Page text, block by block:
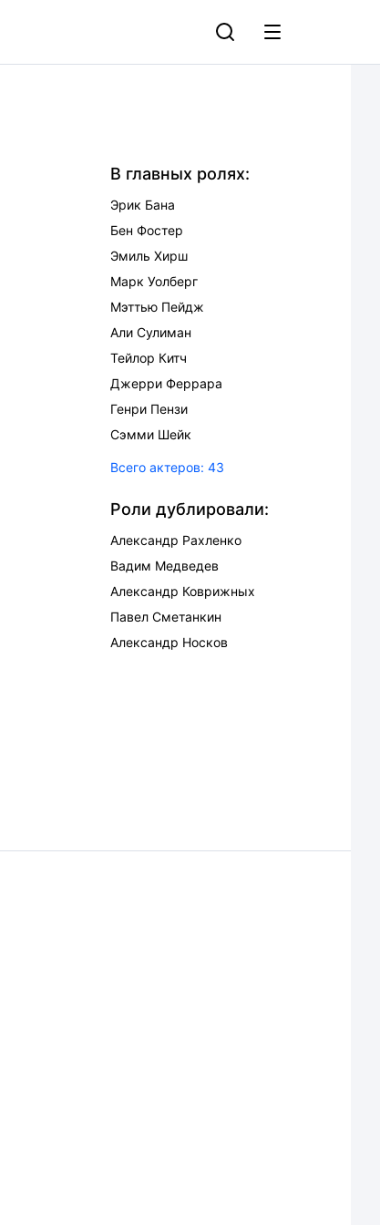
В главных ролях:
Эрик Бана
Бен Фостер
Эмиль Хирш
Марк Уолберг
Мэттью Пейдж
Али Сулиман
Тейлор Китч
Джерри Феррара
Генри Пензи
Сэмми Шейк
Всего актеров: 43
Роли дублировали:
Александр Рахленко
Вадим Медведев
Александр Коврижных
Павел Сметанкин
Александр Носков